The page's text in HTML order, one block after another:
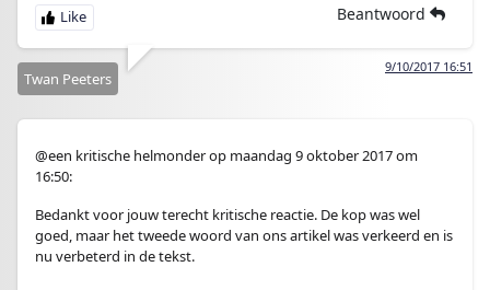
Beantwoord
9/10/2017 16:51
Twan Peeters
@een kritische helmonder op maandag 9 oktober 2017 om
16:50:
Bedankt voor jouw terecht kritische reactie. De kop was wel
goed, maar het tweede woord van ons artikel was verkeerd en is
nu verbeterd in de tekst.